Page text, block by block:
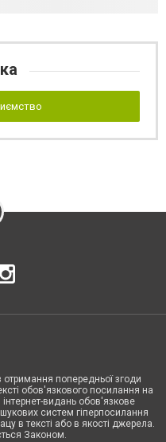
отримання попередньої згоди
обов'язкового посилання на
видань обов'язкове
систем гіперпосилання
в тексті або в якості джерела.
Законом.